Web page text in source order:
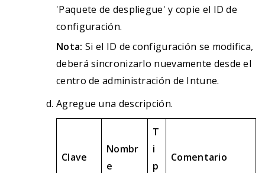
'Paquete de despliegue' y copie el ID de
configuración.
Nota: Si el ID de configuración se modifica,
deberá sincronizarlo nuevamente desde el
centro de administración de Intune.
Agregue una descripción.
Clave
Nombr
e
T
i
p
Comentario